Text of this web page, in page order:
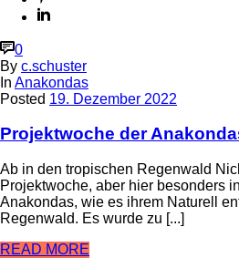
0
By c.schuster
In Anakondas
Posted 19. Dezember 2022
Projektwoche der
Ab in den tropischen Regenwald
Projektwoche, aber hier besonders
Anakondas, wie es ihrem Naturell
Regenwald. Es wurde zu [...]
READ MORE